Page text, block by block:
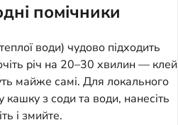
помічники
води) чудово підходить
річ на 20–30 хвилин — клей
майже самі. Для локального
кашку з соди та води, нанесіть
і змийте.